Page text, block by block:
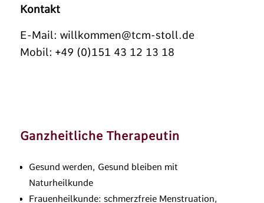
Kontakt
E-Mail: willkommen@tcm-stoll.de
Mobil: +49 (0)151 43 12 13 18
Ganzheitliche Therapeutin
Gesund werden, Gesund bleiben mit
Naturheilkunde
Frauenheilkunde: schmerzfreie Menstruation,